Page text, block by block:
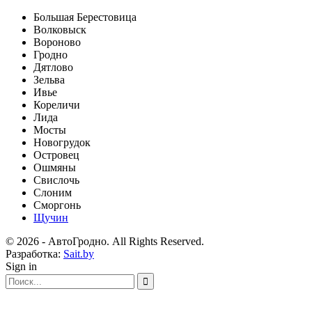
Большая Берестовица
Волковыск
Вороново
Гродно
Дятлово
Зельва
Ивье
Кореличи
Лида
Мосты
Новогрудок
Островец
Ошмяны
Свислочь
Слоним
Сморгонь
Щучин
© 2026 - АвтоГродно. All Rights Reserved.
Разработка: Sait.by
Sign in